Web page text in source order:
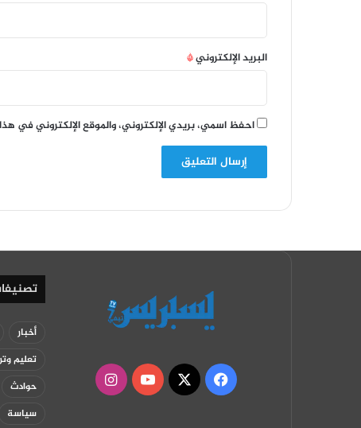
البريد الإلكتروني*
احفظ اسمي، بريدي الإلكتروني، والموقع الإلكتروني في
فيسبوك
‫X
‫YouTubeانستقرام
أخبار
تعليم
حوادث
سياسة